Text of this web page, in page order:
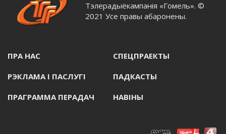
Тэлерадыёкампанія «Гомель». ©
2021 Усе правы абаронены.
ПРА НАС СПЕЦПРАЕКТЫ
РЭКЛАМА I ПАСЛУГI ПАДКАСТЫ
ПРАГРАММА ПЕРАДАЧ НАВIНЫ